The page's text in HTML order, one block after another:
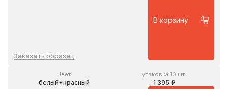
Заказать образец
В корзину
Цвет
белый+красный
упаковка 10 шт.
1 395 ₽